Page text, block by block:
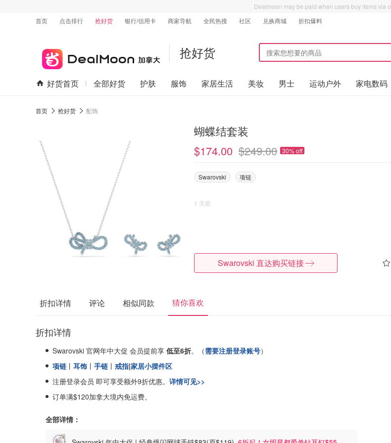
Dealmoon may be paid when users buy items via
首页
点击排行 抢好货 银行/信用卡 商家导航 全民热搜 社区 兑换商城 折扣爆料
抢好货
好货首页 全部好货 护肤 服饰 家居生活 美妆 男士 运动户外 家电数码
首页 抢好货 配饰
蝴蝶结套装
$174.00 $249.00 30% off
Swarovski 项链
1 天前
Swarovski 直达购买链接
折扣详情 评论 相似同款 猜你喜欢
折扣详情
Swarovski 官网年中大促 会员提前享 低至6折。（需要注册登录账号）
项链 丨 耳饰 丨 手链 丨 戒指|家居小摆件区
注册登录会员 即可享受额外9折优惠。 详情可见>>
订单满$120加拿大境内免运费。
全部详情：